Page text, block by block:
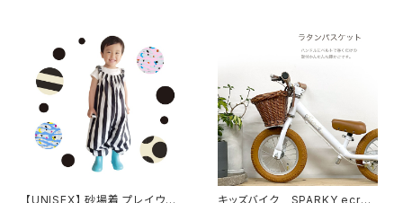
【UNISEX】 砂場着 プレイウェ
キッズバイク SPARKY ecru